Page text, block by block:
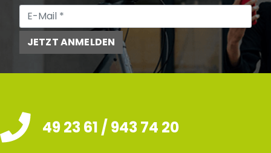
JETZT ANMELDEN
49 23 61 / 943 74 20